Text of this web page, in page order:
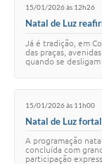
15/01/2026 às 12h26
Natal de Luz
Já é tradição, em
das praças,
quando se
15/01/2026 às 11h00
Natal de Luz
A programação
concluída com
participação